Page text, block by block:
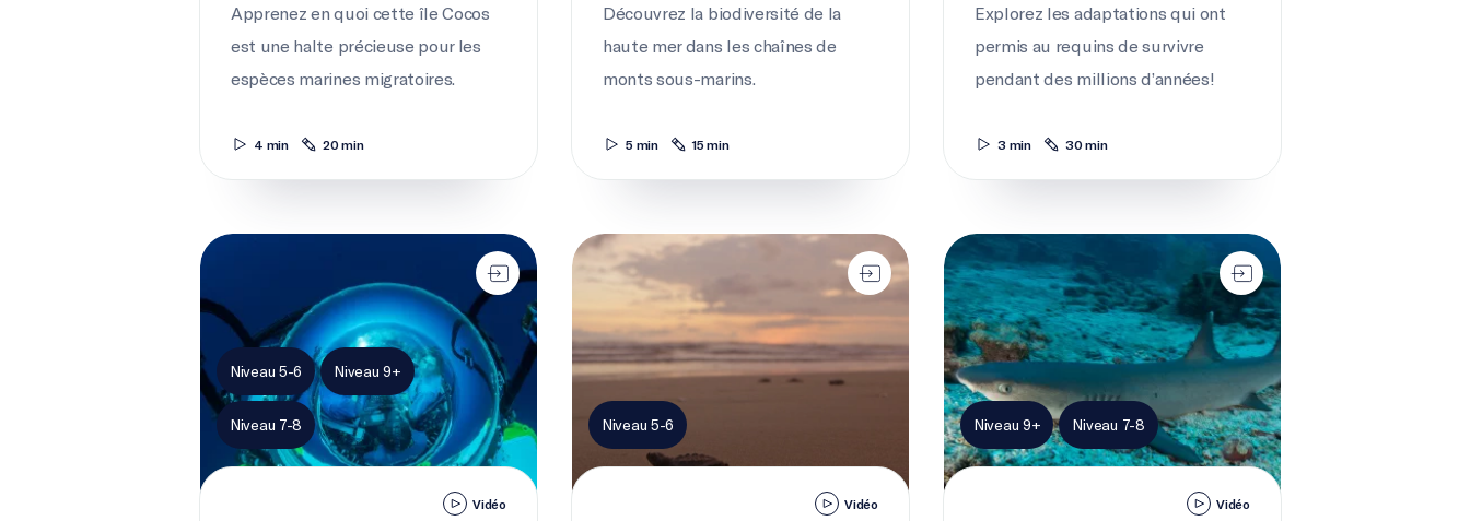
Apprenez en quoi cette île Cocos
est une halte précieuse pour les
espèces marines migratoires.
4 min 20 min
Découvrez la biodiversité de la
haute mer dans les chaînes de
monts sous-marins.
5 min 15 min
Explorez les adaptations qui ont
permis au requins de survivre
pendant des millions d’années!
3 min 30 min
La science des monts sous-marins
Niveau 5-6 Niveau 9+
Niveau 7-8
Vidéo
D’où viennent les bébés
Niveau 5-6
Vidéo
La vie secrète des requins
Niveau 9+ Niveau 7-8
Vidéo